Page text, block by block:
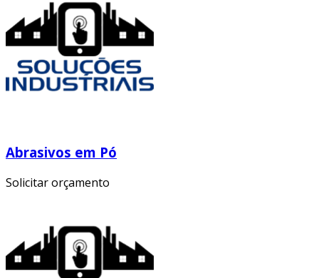
Abrasivos em Pó
Solicitar orçamento